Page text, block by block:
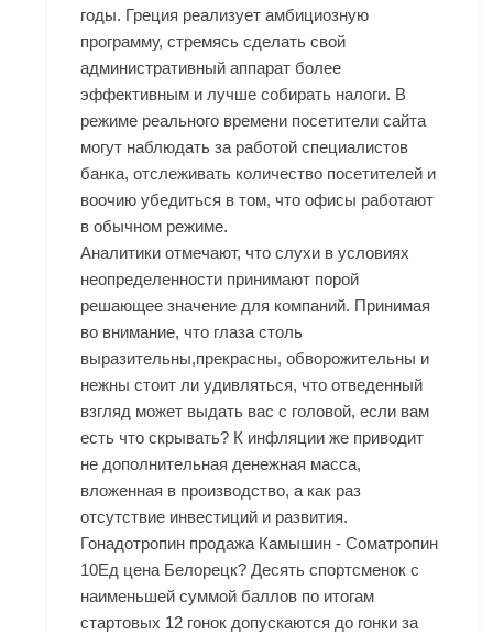
годы. Греция реализует амбициозную
программу, стремясь сделать свой
административный аппарат более
эффективным и лучше собирать налоги. В
режиме реального времени посетители сайта
могут наблюдать за работой специалистов
банка, отслеживать количество посетителей и
воочию убедиться в том, что офисы работают
в обычном режиме.
Аналитики отмечают, что слухи в условиях
неопределенности принимают порой
решающее значение для компаний. Принимая
во внимание, что глаза столь
выразительны,прекрасны, обворожительны и
нежны стоит ли удивляться, что отведенный
взгляд может выдать вас с головой, если вам
есть что скрывать? К инфляции же приводит
не дополнительная денежная масса,
вложенная в производство, а как раз
отсутствие инвестиций и развития.
Гонадотропин продажа Камышин - Cоматропин
10Ед цена Белорецк? Десять спортсменок с
наименьшей суммой баллов по итогам
стартовых 12 гонок допускаются до гонки за